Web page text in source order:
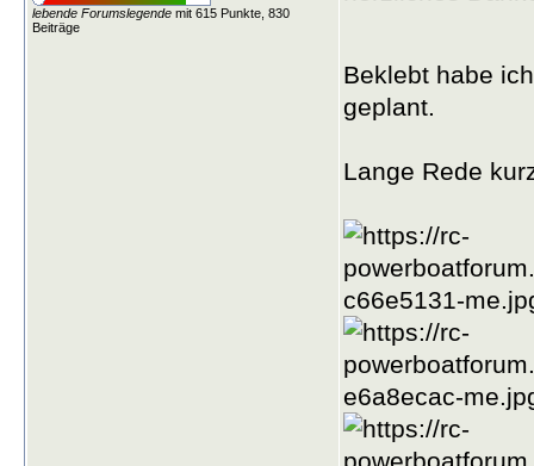
lebende Forumslegende mit 615 Punkte, 830
Beiträge
Beklebt habe
geplant.
Lange Rede